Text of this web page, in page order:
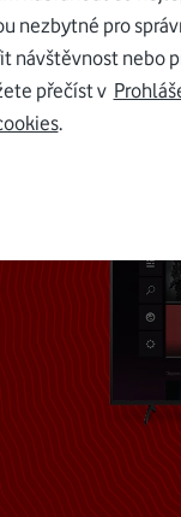
nezbytné pro
návštěvnost nebo
přečíst v
.